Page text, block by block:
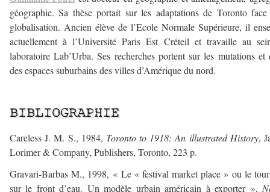
géographie. Sa thèse portait sur les adaptations de Toronto
globalisation. Ancien élève de l’Ecole Normale Supérieure, il
actuellement à l’Université Paris Est Créteil et travaille au
laboratoire Lab’Urba. Ses recherches portent sur les mutations et
des espaces suburbains des villes d’Amérique du nord.
BIBLIOGRAPHIE
Careless J. M. S., 1984, Toronto to 1918: An illustrated History,
Lorimer & Company, Publishers, Toronto, 223 p.
Gravari-Barbas M., 1998, « Le « festival market place » ou le
sur le front d’eau. Un modèle urbain américain à exporter »,